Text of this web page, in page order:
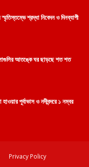
শ্রদ্ধা নিবেদন ও দিনব্যাপী
আতঙ্কে ঘর ছাড়ছে শত শত
পূর্বাভাস ও নদীবন্দরে ১ নম্বর
Privacy Policy